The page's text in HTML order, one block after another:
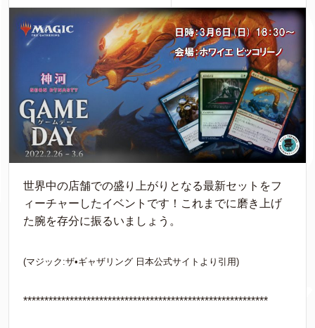
世界中の店舗での盛り上がりとなる最新セットをフ
ィーチャーしたイベントです！これまでに磨き上げ
た腕を存分に振るいましょう。
(マジック:ザ•ギャザリング 日本公式サイトより引用)
**********************************************************